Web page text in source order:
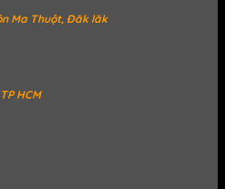
Ma Thuột, Đăk lăk
HCM